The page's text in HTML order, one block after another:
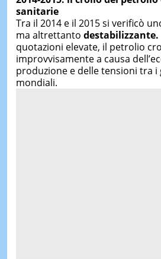
sanitarie
Tra il 2014 e il 2015 si verificò
ma altrettanto destabilizzante.
quotazioni elevate, il petrolio
improvvisamente a causa
produzione e delle tensioni tra
mondiali.